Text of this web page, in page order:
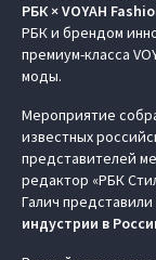
РБК × VOYAH
РБК и брендом
премиум-класса
моды.
Мероприятие
известных
представителей
редактор «РБК
Галич представили
индустрии в